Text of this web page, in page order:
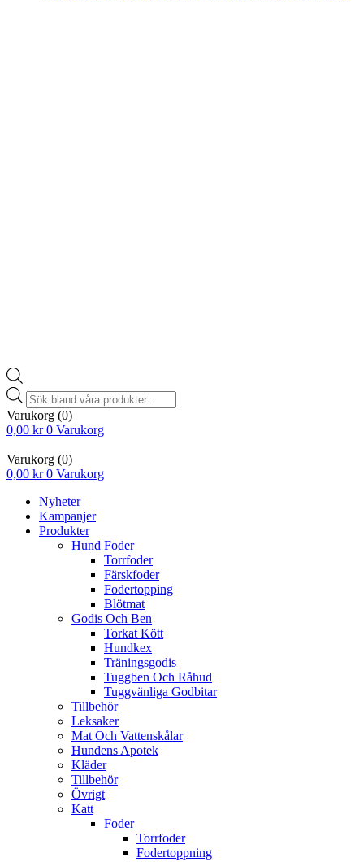
Products
search
Varukorg (0)
0,00 kr 0 Varukorg
Varukorg (0)
0,00 kr 0 Varukorg
Nyheter
Kampanjer
Produkter
Hund Foder
Torrfoder
Färskfoder
Fodertopping
Blötmat
Godis Och Ben
Torkat Kött
Hundkex
Träningsgodis
Tuggben Och Råhud
Tuggvänliga Godbitar
Tillbehör
Leksaker
Mat Och Vattenskålar
Hundens Apotek
Kläder
Tillbehör
Övrigt
Katt
Foder
Torrfoder
Fodertoppning